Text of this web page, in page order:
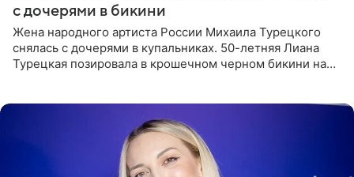
с дочерями в бикини
Жена народного артиста России Михаила Турецкого
снялась с дочерями в купальниках. 50-летняя Лиана
Турецкая позировала в крошечном черном бикини на